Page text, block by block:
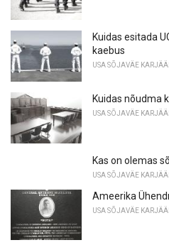
Kuidas esitada
kaebus
USA SÕJAVÄE
Kuidas nõudma
USA SÕJAVÄE
Kas on olemas
USA SÕJAVÄE
Ameerika
USA SÕJAVÄE